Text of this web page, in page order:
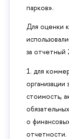
парков».
Для оценки
за отчетный
1. для
стоимость,
о
отчетности.